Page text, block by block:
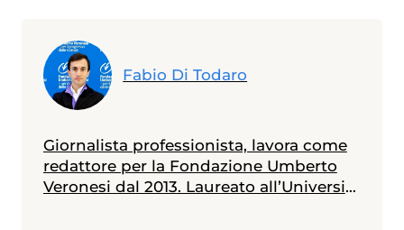
Fabio Di Todaro
Giornalista professionista, lavora come
redattore per la Fondazione Umberto
Veronesi dal 2013. Laureato all’Università